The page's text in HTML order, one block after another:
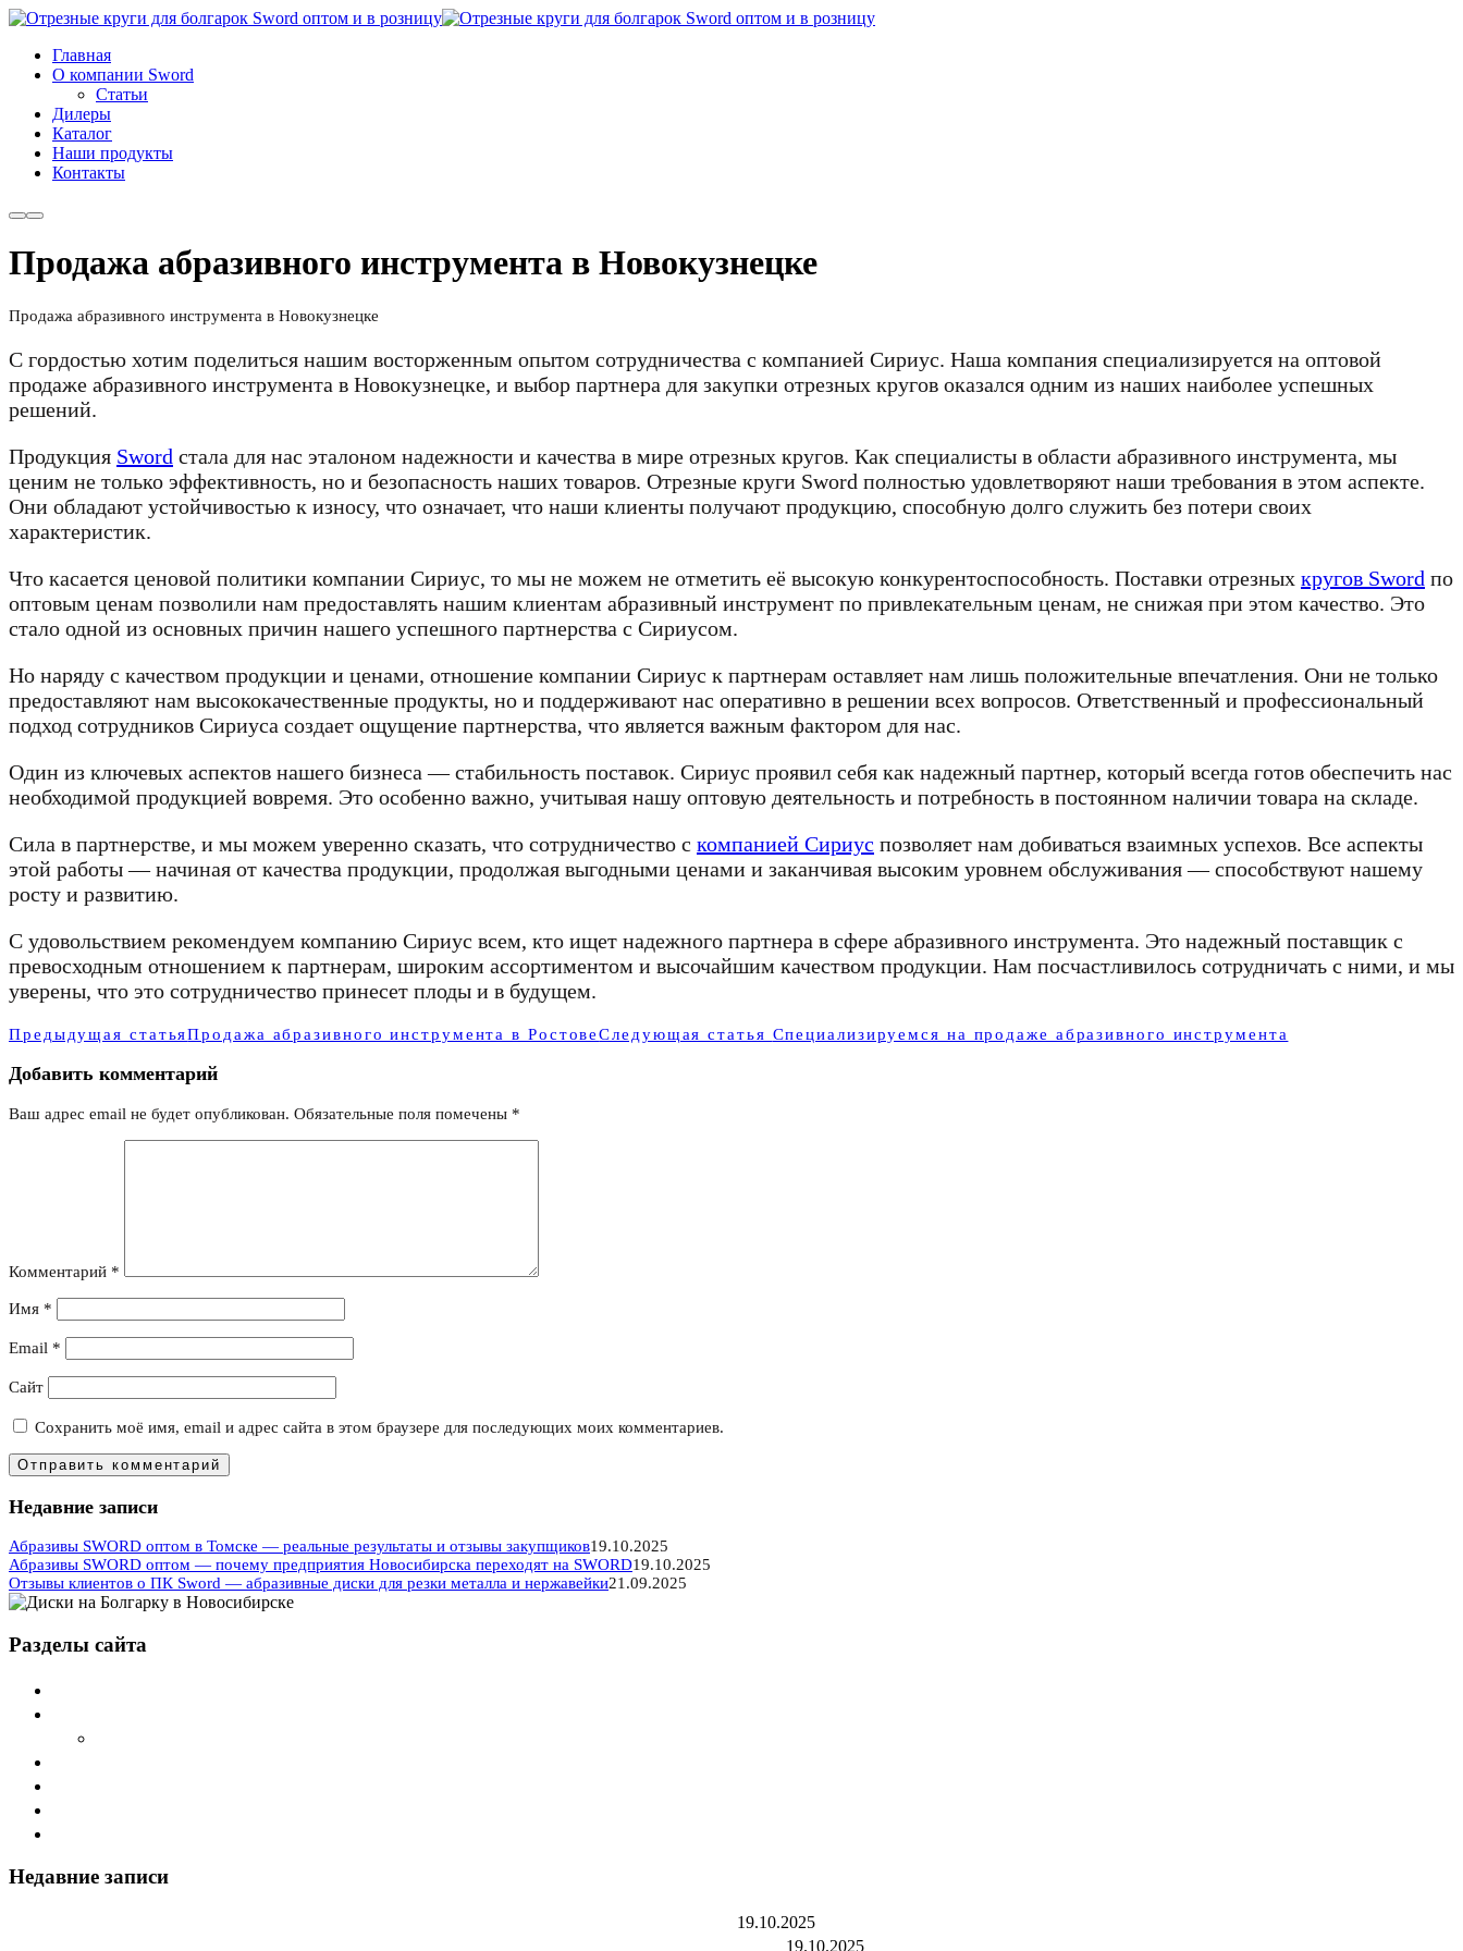
Главная
О компании Sword
Cтатьи
Дилеры
Каталог
Наши продукты
Контакты
Больше
Главное
Продажа абразивного инструмента в Новокузнецке
Продажа абразивного инструмента в Новокузнецке
С гордостью хотим поделиться нашим восторженным опытом сотрудничества с компанией Сириус. Наша компания специализируется на оптовой
продаже абразивного инструмента в Новокузнецке, и выбор партнера для закупки отрезных кругов оказался одним из наших наиболее успешных
решений.
Продукция Sword стала для нас эталоном надежности и качества в мире отрезных кругов. Как специалисты в области абразивного инструмента, мы
ценим не только эффективность, но и безопасность наших товаров. Отрезные круги Sword полностью удовлетворяют наши требования в этом аспекте.
Они обладают устойчивостью к износу, что означает, что наши клиенты получают продукцию, способную долго служить без потери своих
характеристик.
Что касается ценовой политики компании Сириус, то мы не можем не отметить её высокую конкурентоспособность. Поставки отрезных кругов Sword по
оптовым ценам позволили нам предоставлять нашим клиентам абразивный инструмент по привлекательным ценам, не снижая при этом качество. Это
стало одной из основных причин нашего успешного партнерства с Сириусом.
Но наряду с качеством продукции и ценами, отношение компании Сириус к партнерам оставляет нам лишь положительные впечатления. Они не только
предоставляют нам высококачественные продукты, но и поддерживают нас оперативно в решении всех вопросов. Ответственный и профессиональный
подход сотрудников Сириуса создает ощущение партнерства, что является важным фактором для нас.
Один из ключевых аспектов нашего бизнеса — стабильность поставок. Сириус проявил себя как надежный партнер, который всегда готов обеспечить нас
необходимой продукцией вовремя. Это особенно важно, учитывая нашу оптовую деятельность и потребность в постоянном наличии товара на складе.
Сила в партнерстве, и мы можем уверенно сказать, что сотрудничество с компанией Сириус позволяет нам добиваться взаимных успехов. Все аспекты
этой работы — начиная от качества продукции, продолжая выгодными ценами и заканчивая высоким уровнем обслуживания — способствуют нашему
росту и развитию.
С удовольствием рекомендуем компанию Сириус всем, кто ищет надежного партнера в сфере абразивного инструмента. Это надежный поставщик с
превосходным отношением к партнерам, широким ассортиментом и высочайшим качеством продукции. Нам посчастливилось сотрудничать с ними, и мы
уверены, что это сотрудничество принесет плоды и в будущем.
Предыдущая статьяПродажа абразивного инструмента в РостовеСледующая статья Cпециализируемся на продаже абразивного инструмента
Добавить комментарий
Ваш адрес email не будет опубликован. Обязательные поля помечены *
Комментарий *
Имя *
Email *
Сайт
Сохранить моё имя, email и адрес сайта в этом браузере для последующих моих комментариев.
Недавние записи
Абразивы SWORD оптом в Томске — реальные результаты и отзывы закупщиков19.10.2025
Абразивы SWORD оптом — почему предприятия Новосибирска переходят на SWORD19.10.2025
Отзывы клиентов о ПК Sword — абразивные диски для резки металла и нержавейки21.09.2025
Разделы сайта
Недавние записи
19.10.2025
19.10.2025